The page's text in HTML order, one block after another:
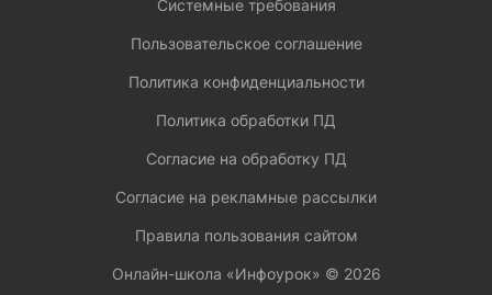
Системные требования
Пользовательское соглашение
Политика конфиденциальности
Политика обработки ПД
Согласие на обработку ПД
Согласие на рекламные рассылки
Правила пользования сайтом
Онлайн-школа «Инфоурок» © 2026